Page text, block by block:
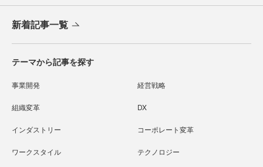
新着記事一覧
テーマから記事を探す
事業開発 経営戦略
組織変革 DX
インダストリー コーポレート変革
ワークスタイル テクノロジー